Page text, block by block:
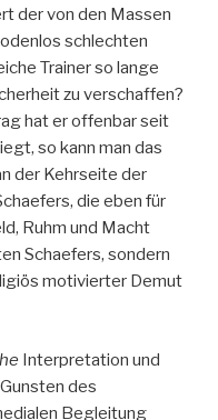
der von den Massen
schlechten
Trainer so lange
zu verschaffen?
hat er offenbar seit
so kann man das
der Kehrseite der
die eben für
Ruhm und Macht
Schaefers, sondern
motivierter Demut
Interpretation und
des
Begleitung